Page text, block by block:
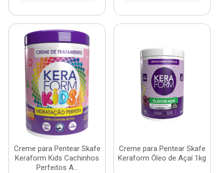
Creme para Pentear Skafe
Keraform Kids Cachinhos
Perfeitos A...
Creme para Pentear Skafe
Keraform Óleo de Açaí 1kg